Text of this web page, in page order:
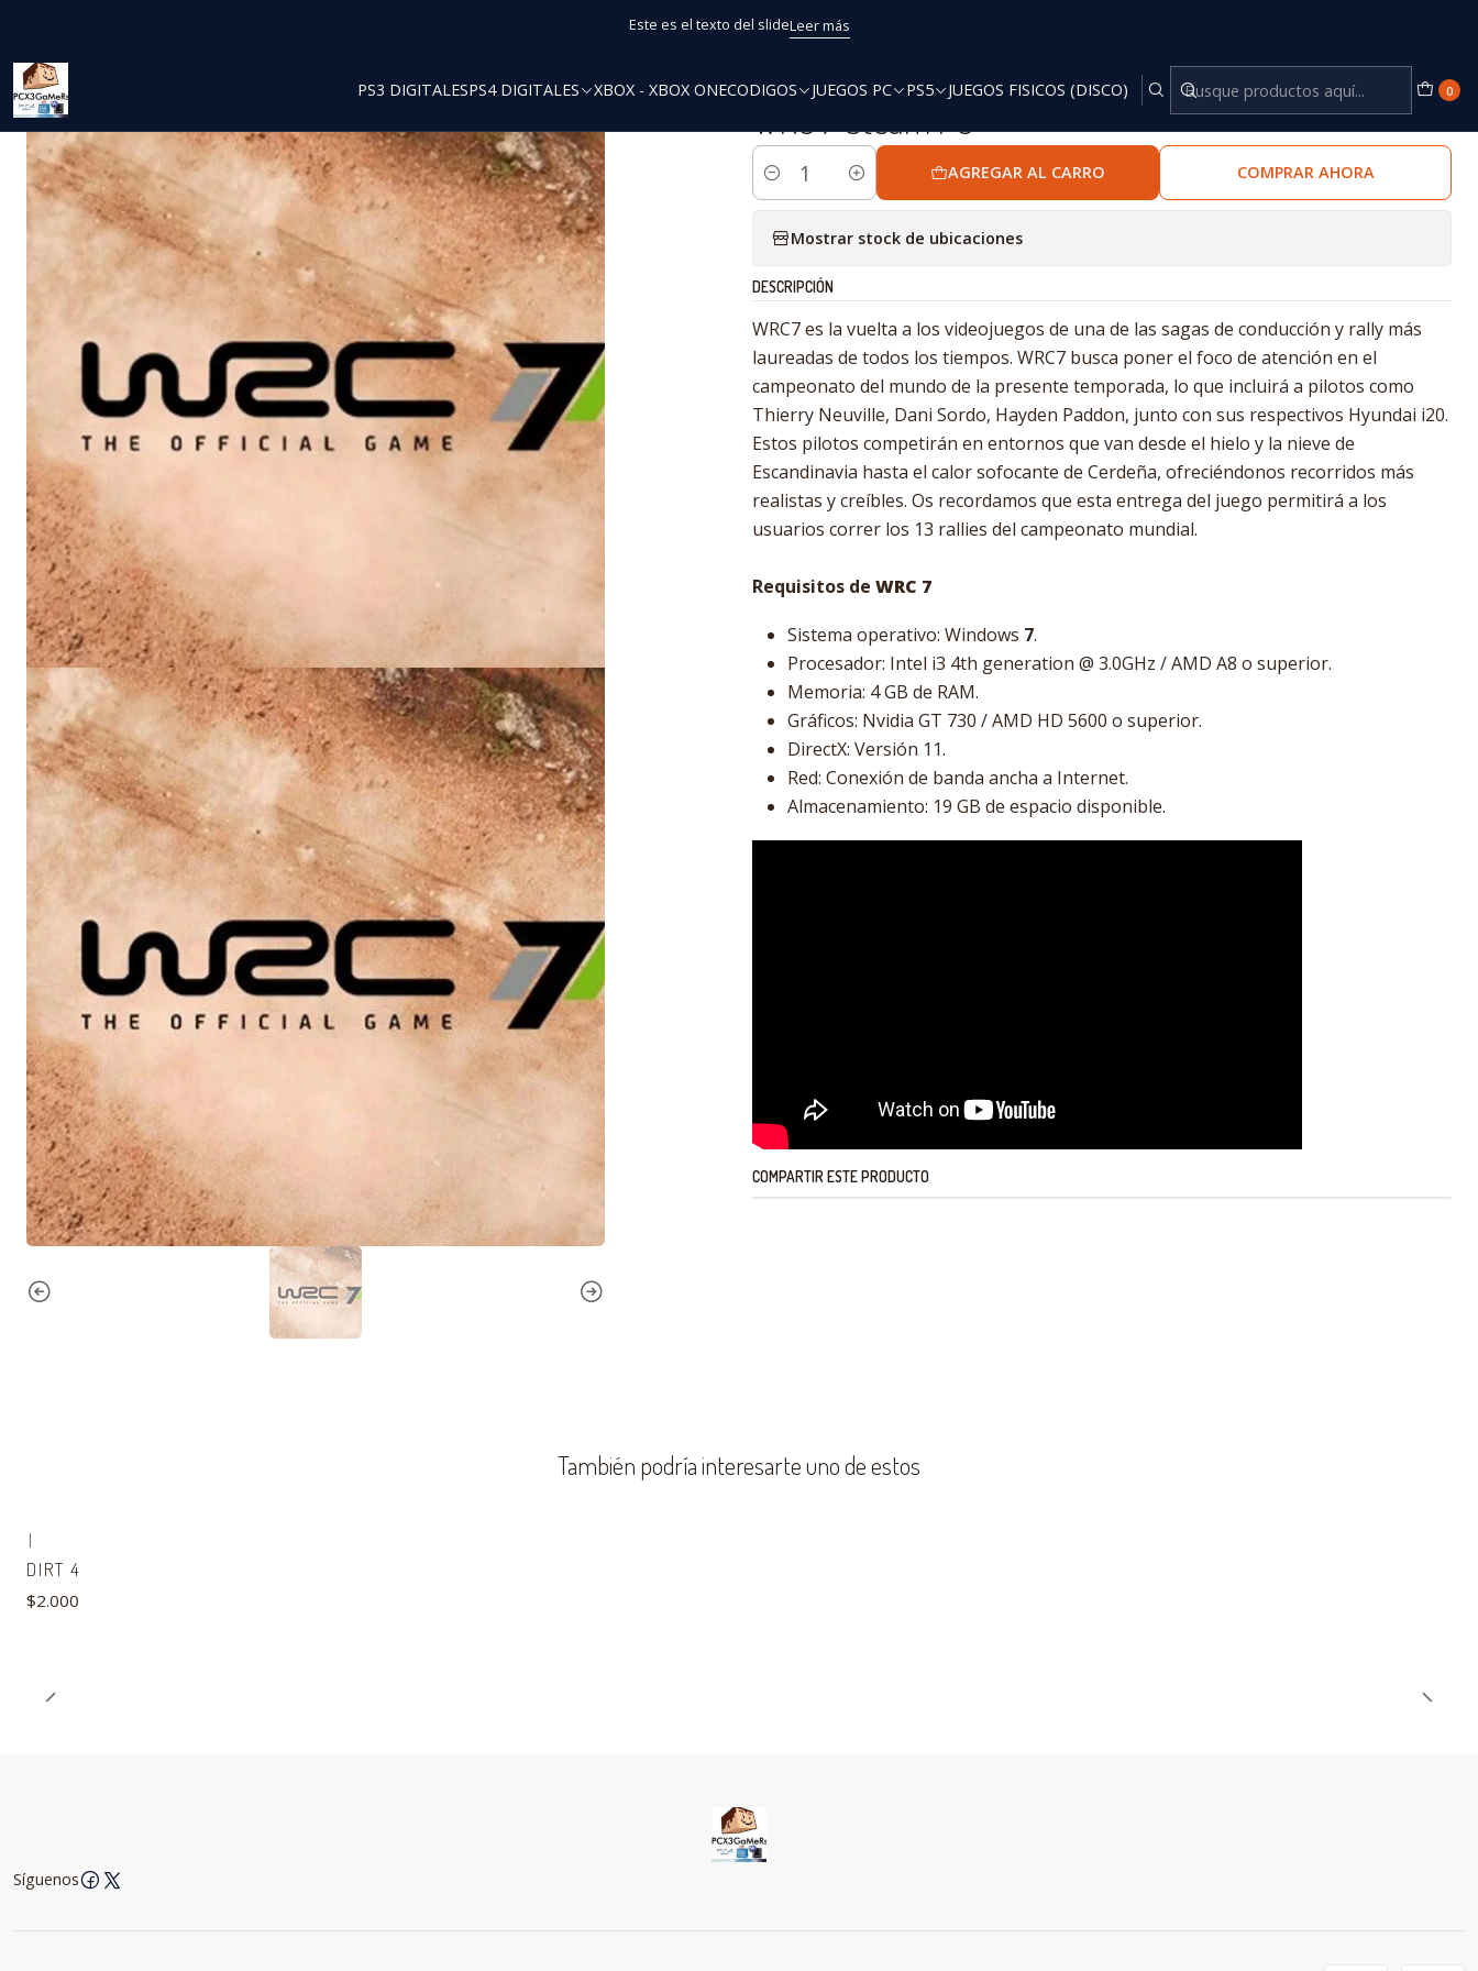
PS3 DIGITALESPS4 DIGITALES XBOX - XBOX ONECODIGOS JUEGOS PC PS5 JUEGOS FISICOS (DISCO) 0
Este es el texto del slideLeer más
Inicio JUEGOS PC WRC 7 Steam PC
|
WRC 7 Steam PC
Cantidad
AGREGAR AL CARRO COMPRAR AHORA
Mostrar stock de ubicaciones
DESCRIPCIÓN
WRC7 es la vuelta a los videojuegos de una de las sagas de conducción y rally más
laureadas de todos los tiempos. WRC7 busca poner el foco de atención en el
campeonato del mundo de la presente temporada, lo que incluirá a pilotos como
Thierry Neuville, Dani Sordo, Hayden Paddon, junto con sus respectivos Hyundai i20.
Estos pilotos competirán en entornos que van desde el hielo y la nieve de
Escandinavia hasta el calor sofocante de Cerdeña, ofreciéndonos recorridos más
realistas y creíbles. Os recordamos que esta entrega del juego permitirá a los
usuarios correr los 13 rallies del campeonato mundial.
Requisitos de WRC 7
Sistema operativo: Windows 7.
Procesador: Intel i3 4th generation @ 3.0GHz / AMD A8 o superior.
Memoria: 4 GB de RAM.
Gráficos: Nvidia GT 730 / AMD HD 5600 o superior.
DirectX: Versión 11.
Red: Conexión de banda ancha a Internet.
Almacenamiento: 19 GB de espacio disponible.
COMPARTIR ESTE PRODUCTO
También podría interesarte uno de estos
|
DIRT 4
$2.000
Síguenos